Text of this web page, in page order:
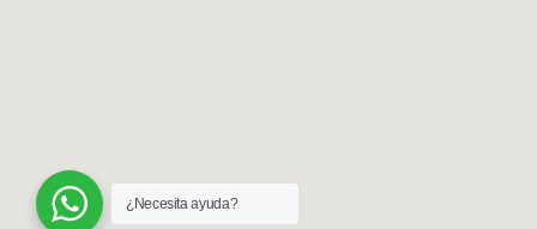
¿Necesita ayuda?